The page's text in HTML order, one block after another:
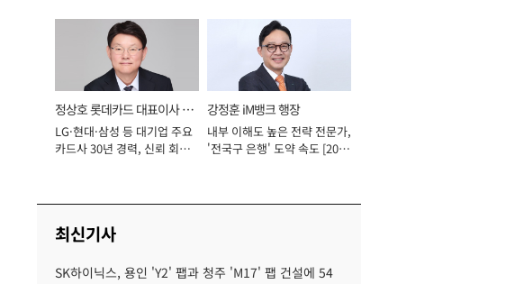
정상호 롯데카드 대표이사 사
장
LG·현대·삼성 등 대기업 주요
카드사 30년 경력, 신뢰 회복
강정훈 iM뱅크 행장
내부 이해도 높은 전략 전문가,
'전국구 은행' 도약 속도 [2026
최신기사
SK하이닉스, 용인 'Y2' 팹과 청주 'M17' 팹 건설에 54